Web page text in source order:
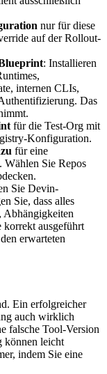
nur für diese
auf der Rollout-
: Installieren
internen CLIs,
Das
für die Test-Org mit
Konfiguration.
für eine
Wählen Sie Repos
Sie Devin-
Sie, dass alles
Abhängigkeiten
ausgeführt
erwarteten
Ein erfolgreicher
auch wirklich
falsche Tool-Version
können leicht
indem Sie eine